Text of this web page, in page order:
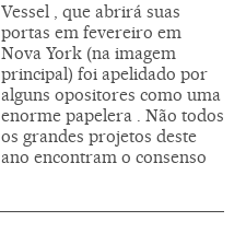
Vessel , que abrirá suas
portas em fevereiro em
Nova York (na imagem
principal) foi apelidado por
alguns opositores como uma
enorme papelera . Não todos
os grandes projetos deste
ano encontram o consenso